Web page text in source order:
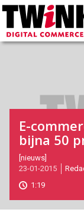
Twinkle
Digital
Commerce
Hoofdmenu
E-
bijna 50
2015-
01-
23T09:39:00
2017-
05-
[nieuws]
23-01-2015
1:19